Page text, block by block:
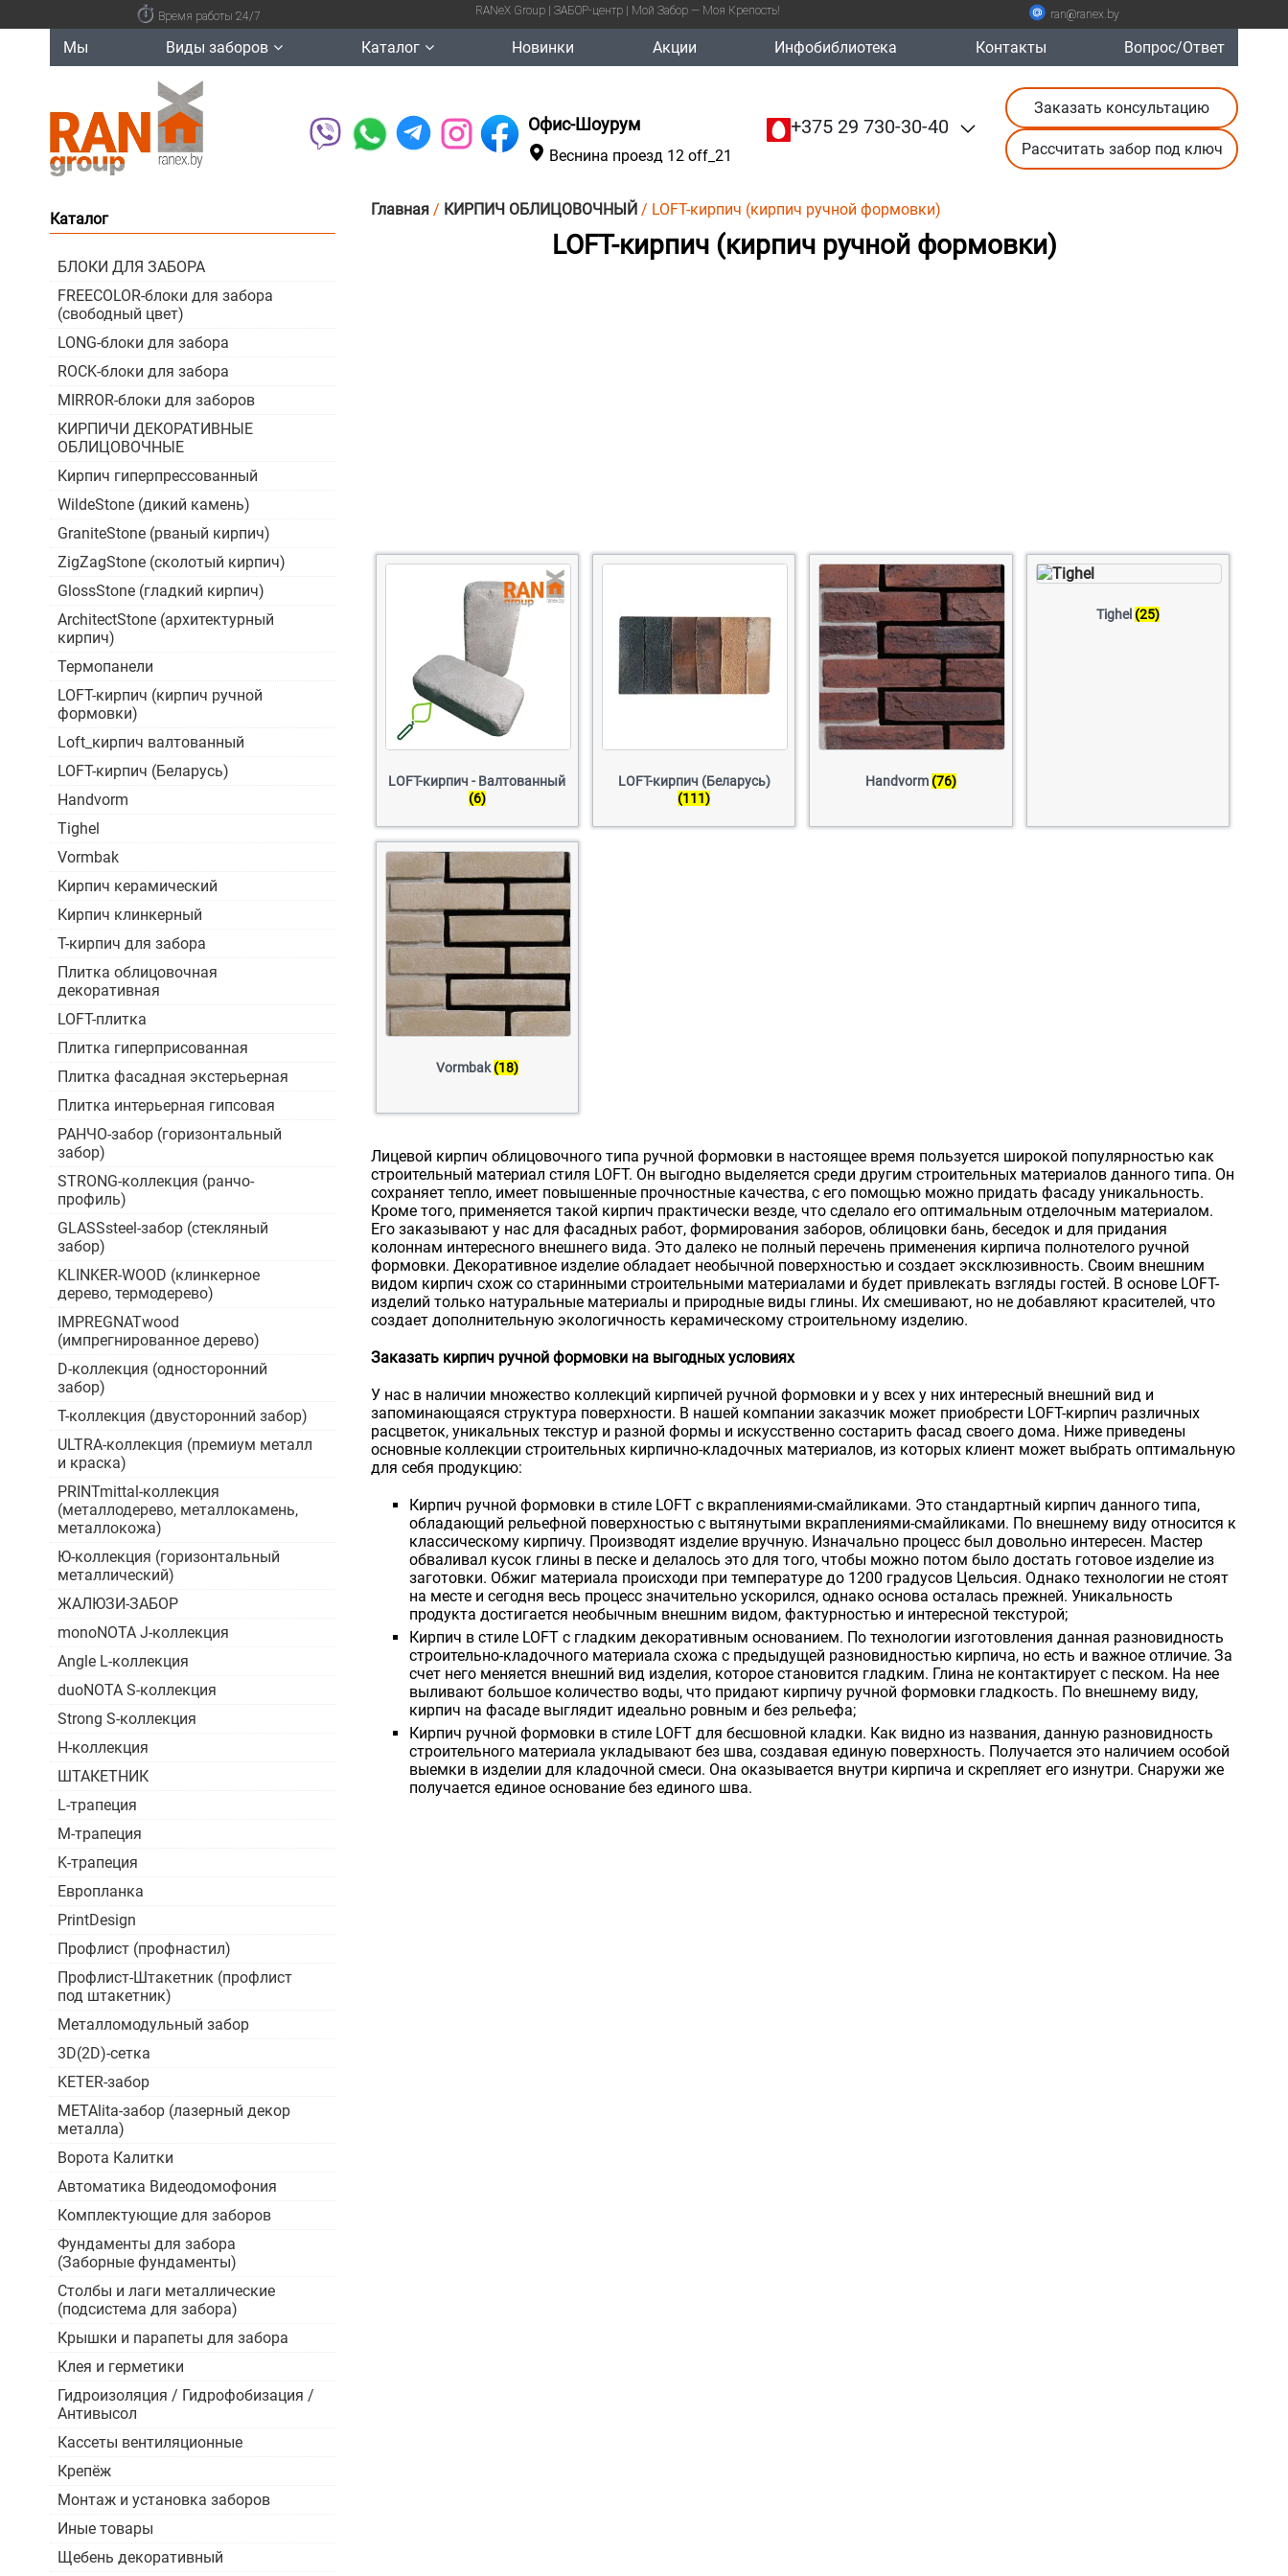
Время работы 24/7 RANeX Group | ЗАБОР-центр | Мой Забор — Моя Крепость! ran@ranex.by
Мы Виды заборов Каталог Новинки Акции Инфобиблиотека Контакты Вопрос/Ответ
Офис-Шоурум
Веснина проезд 12 off_21
+375 29 730-30-40
Заказать консультацию
Рассчитать забор под ключ
Главная/ КИРПИЧ ОБЛИЦОВОЧНЫЙ / LOFT-кирпич (кирпич ручной формовки)
LOFT-кирпич (кирпич ручной формовки)
LOFT-кирпич - Валтованный
(6)
LOFT-кирпич (Беларусь)
(111)
Handvorm (76)
Tighel (25)
Vormbak(18)
Лицевой кирпич облицовочного типа ручной формовки в настоящее время пользуется широкой популярностью как
строительный материал стиля LOFT. Он выгодно выделяется среди другим строительных материалов данного типа. Он
сохраняет тепло, имеет повышенные прочностные качества, с его помощью можно придать фасаду уникальность.
Кроме того, применяется такой кирпич практически везде, что сделало его оптимальным отделочным материалом.
Его заказывают у нас для фасадных работ, формирования заборов, облицовки бань, беседок и для придания
колоннам интересного внешнего вида. Это далеко не полный перечень применения кирпича полнотелого ручной
формовки. Декоративное изделие обладает необычной поверхностью и создает эксклюзивность. Своим внешним
видом кирпич схож со старинными строительными материалами и будет привлекать взгляды гостей. В основе LOFT-
изделий только натуральные материалы и природные виды глины. Их смешивают, но не добавляют красителей, что
создает дополнительную экологичность керамическому строительному изделию.
Заказать кирпич ручной формовки на выгодных условиях
У нас в наличии множество коллекций кирпичей ручной формовки и у всех у них интересный внешний вид и
запоминающаяся структура поверхности. В нашей компании заказчик может приобрести LOFT-кирпич различных
расцветок, уникальных текстур и разной формы и искусственно состарить фасад своего дома. Ниже приведены
основные коллекции строительных кирпично-кладочных материалов, из которых клиент может выбрать оптимальную
для себя продукцию:
Кирпич ручной формовки в стиле LOFT с вкраплениями-смайликами. Это стандартный кирпич данного типа,
обладающий рельефной поверхностью с вытянутыми вкраплениями-смайликами. По внешнему виду относится к
классическому кирпичу. Производят изделие вручную. Изначально процесс был довольно интересен. Мастер
обваливал кусок глины в песке и делалось это для того, чтобы можно потом было достать готовое изделие из
заготовки. Обжиг материала происходи при температуре до 1200 градусов Цельсия. Однако технологии не стоят
на месте и сегодня весь процесс значительно ускорился, однако основа осталась прежней. Уникальность
продукта достигается необычным внешним видом, фактурностью и интересной текстурой;
Кирпич в стиле LOFT с гладким декоративным основанием. По технологии изготовления данная разновидность
строительно-кладочного материала схожа с предыдущей разновидностью кирпича, но есть и важное отличие. За
счет него меняется внешний вид изделия, которое становится гладким. Глина не контактирует с песком. На нее
выливают большое количество воды, что придают кирпичу ручной формовки гладкость. По внешнему виду,
кирпич на фасаде выглядит идеально ровным и без рельефа;
Кирпич ручной формовки в стиле LOFT для бесшовной кладки. Как видно из названия, данную разновидность
строительного материала укладывают без шва, создавая единую поверхность. Получается это наличием особой
выемки в изделии для кладочной смеси. Она оказывается внутри кирпича и скрепляет его изнутри. Снаружи же
получается единое основание без единого шва.
Каталог
БЛОКИ ДЛЯ ЗАБОРА
FREECOLOR-блоки для забора
(свободный цвет)
LONG-блоки для забора
ROCK-блоки для забора
MIRROR-блоки для заборов
КИРПИЧИ ДЕКОРАТИВНЫЕ
ОБЛИЦОВОЧНЫЕ
Кирпич гиперпрессованный
WildeStone (дикий камень)
GraniteStone (рваный кирпич)
ZigZagStone (сколотый кирпич)
GlossStone (гладкий кирпич)
ArchitectStone (архитектурный
кирпич)
Термопанели
LOFT-кирпич (кирпич ручной
формовки)
Loft_кирпич валтованный
LOFT-кирпич (Беларусь)
Handvorm
Tighel
Vormbak
Кирпич керамический
Кирпич клинкерный
Т-кирпич для забора
Плитка облицовочная
декоративная
LOFT-плитка
Плитка гиперприсованная
Плитка фасадная экстерьерная
Плитка интерьерная гипсовая
РАНЧО-забор (горизонтальный
забор)
STRONG-коллекция (ранчо-
профиль)
GLASSsteel-забор (стекляный
забор)
KLINKER-WOOD (клинкерное
дерево, термодерево)
IMPREGNATwood
(импрегнированное дерево)
D-коллекция (односторонний
забор)
Т-коллекция (двусторонний забор)
ULTRA-коллекция (премиум металл
и краска)
PRINTmittal-коллекция
(металлодерево, металлокамень,
металлокожа)
Ю-коллекция (горизонтальный
металлический)
ЖАЛЮЗИ-ЗАБОР
monoNOTA J-коллекция
Angle L-коллекция
duoNOTA S-коллекция
Strong S-коллекция
H-коллекция
ШТАКЕТНИК
L-трапеция
M-трапеция
K-трапеция
Европланка
PrintDesign
Профлист (профнастил)
Профлист-Штакетник (профлист
под штакетник)
Металломодульный забор
3D(2D)-сетка
KETER-забор
METAlita-забор (лазерный декор
металла)
Ворота Калитки
Автоматика Видеодомофония
Комплектующие для заборов
Фундаменты для забора
(Заборные фундаменты)
Столбы и лаги металлические
(подсистема для забора)
Крышки и парапеты для забора
Клея и герметики
Гидроизоляция / Гидрофобизация /
Антивысол
Кассеты вентиляционные
Крепёж
Монтаж и установка заборов
Иные товары
Щебень декоративный